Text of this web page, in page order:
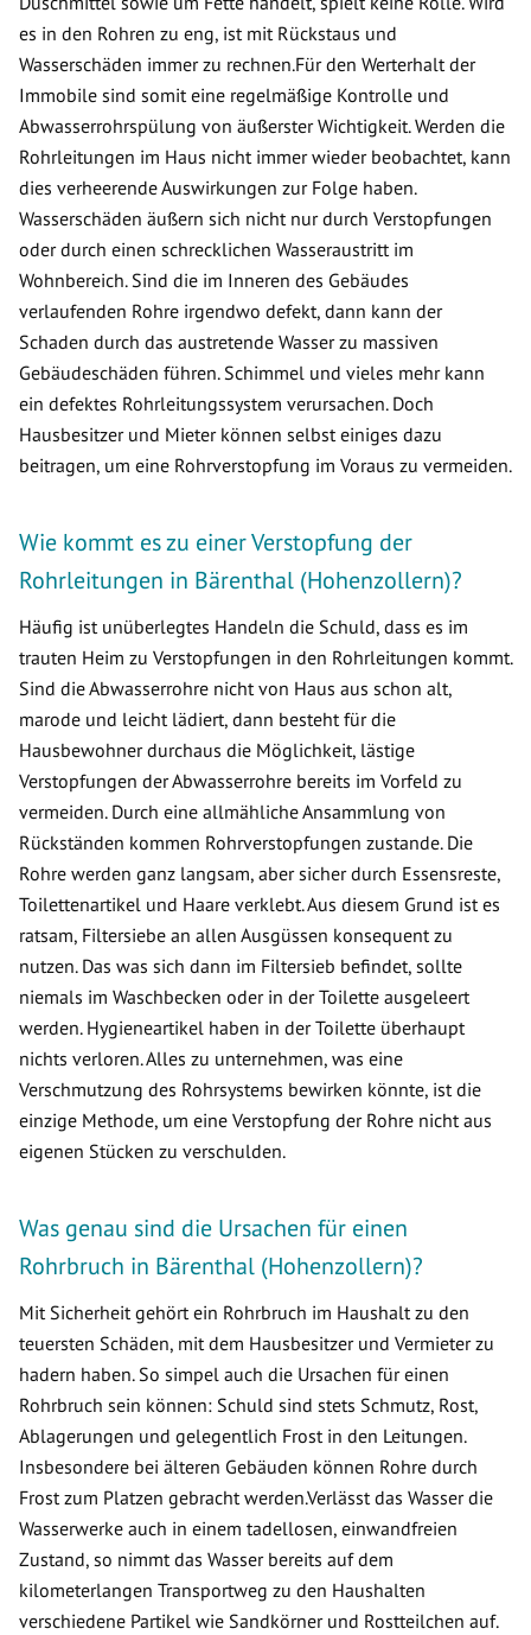
es in den Rohren zu eng, ist mit Rückstaus und
Wasserschäden immer zu rechnen.Für den Werterhalt der
Immobile sind somit eine regelmäßige Kontrolle und
Abwasserrohrspülung von äußerster Wichtigkeit. Werden die
Rohrleitungen im Haus nicht immer wieder beobachtet, kann
dies verheerende Auswirkungen zur Folge haben.
Wasserschäden äußern sich nicht nur durch Verstopfungen
oder durch einen schrecklichen Wasseraustritt im
Wohnbereich. Sind die im Inneren des Gebäudes
verlaufenden Rohre irgendwo defekt, dann kann der
Schaden durch das austretende Wasser zu massiven
Gebäudeschäden führen. Schimmel und vieles mehr kann
ein defektes Rohrleitungssystem verursachen. Doch
Hausbesitzer und Mieter können selbst einiges dazu
beitragen, um eine Rohrverstopfung im Voraus zu vermeiden.
Wie kommt es zu einer Verstopfung der
Rohrleitungen in Bärenthal (Hohenzollern)?
Häufig ist unüberlegtes Handeln die Schuld, dass es im
trauten Heim zu Verstopfungen in den Rohrleitungen kommt.
Sind die Abwasserrohre nicht von Haus aus schon alt,
marode und leicht lädiert, dann besteht für die
Hausbewohner durchaus die Möglichkeit, lästige
Verstopfungen der Abwasserrohre bereits im Vorfeld zu
vermeiden. Durch eine allmähliche Ansammlung von
Rückständen kommen Rohrverstopfungen zustande. Die
Rohre werden ganz langsam, aber sicher durch Essensreste,
Toilettenartikel und Haare verklebt. Aus diesem Grund ist es
ratsam, Filtersiebe an allen Ausgüssen konsequent zu
nutzen. Das was sich dann im Filtersieb befindet, sollte
niemals im Waschbecken oder in der Toilette ausgeleert
werden. Hygieneartikel haben in der Toilette überhaupt
nichts verloren. Alles zu unternehmen, was eine
Verschmutzung des Rohrsystems bewirken könnte, ist die
einzige Methode, um eine Verstopfung der Rohre nicht aus
eigenen Stücken zu verschulden.
Was genau sind die Ursachen für einen
Rohrbruch in Bärenthal (Hohenzollern)?
Mit Sicherheit gehört ein Rohrbruch im Haushalt zu den
teuersten Schäden, mit dem Hausbesitzer und Vermieter zu
hadern haben. So simpel auch die Ursachen für einen
Rohrbruch sein können: Schuld sind stets Schmutz, Rost,
Ablagerungen und gelegentlich Frost in den Leitungen.
Insbesondere bei älteren Gebäuden können Rohre durch
Frost zum Platzen gebracht werden.Verlässt das Wasser die
Wasserwerke auch in einem tadellosen, einwandfreien
Zustand, so nimmt das Wasser bereits auf dem
kilometerlangen Transportweg zu den Haushalten
verschiedene Partikel wie Sandkörner und Rostteilchen auf.